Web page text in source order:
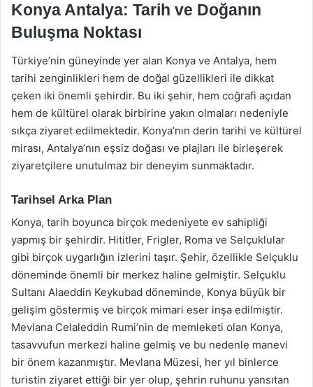
Konya Antalya: Tarih ve Doğanın
Buluşma Noktası
Türkiye’nin güneyinde yer alan Konya ve Antalya, hem
tarihi zenginlikleri hem de doğal güzellikleri ile dikkat
çeken iki önemli şehirdir. Bu iki şehir, hem coğrafi açıdan
hem de kültürel olarak birbirine yakın olmaları nedeniyle
sıkça ziyaret edilmektedir. Konya’nın derin tarihi ve kültürel
mirası, Antalya’nın eşsiz doğası ve plajları ile birleşerek
ziyaretçilere unutulmaz bir deneyim sunmaktadır.
Tarihsel Arka Plan
Konya, tarih boyunca birçok medeniyete ev sahipliği
yapmış bir şehirdir. Hititler, Frigler, Roma ve Selçuklular
gibi birçok uygarlığın izlerini taşır. Şehir, özellikle Selçuklu
döneminde önemli bir merkez haline gelmiştir. Selçuklu
Sultanı Alaeddin Keykubad döneminde, Konya büyük bir
gelişim göstermiş ve birçok mimari eser inşa edilmiştir.
Mevlana Celaleddin Rumi’nin de memleketi olan Konya,
tasavvufun merkezi haline gelmiş ve bu nedenle manevi
bir önem kazanmıştır. Mevlana Müzesi, her yıl binlerce
turistin ziyaret ettiği bir yer olup, şehrin ruhunu yansıtan